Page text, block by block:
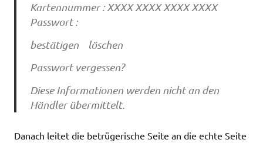
Kartennummer : XXXX XXXX XXXX XXXX
Passwort :
bestätigen löschen
Passwort vergessen?
Diese Informationen werden nicht an den
Händler übermittelt.
Danach leitet die betrügerische Seite an die echte Seite